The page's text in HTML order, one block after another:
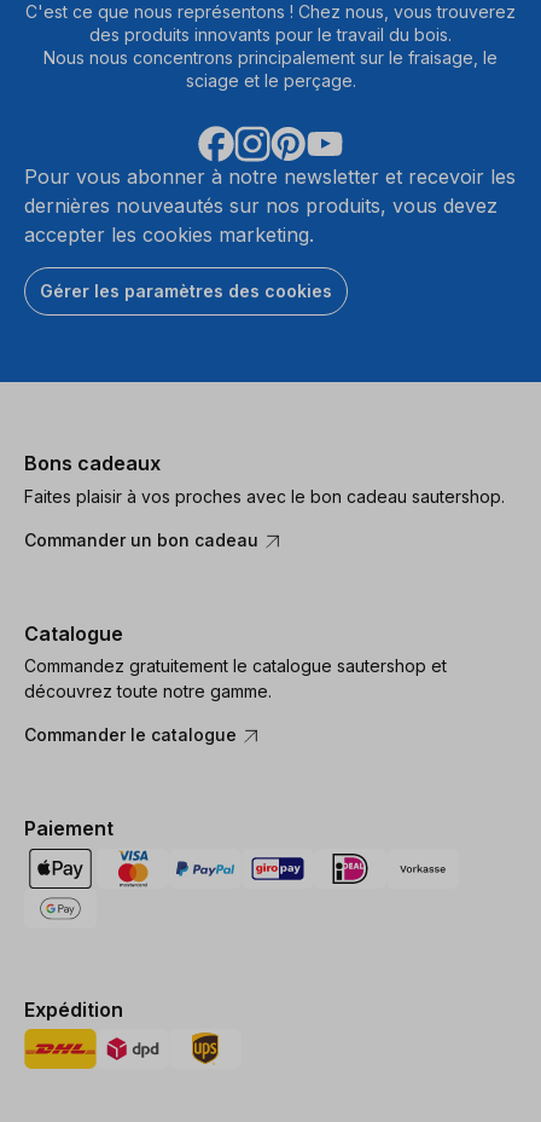
C'est ce que nous représentons ! Chez nous, vous trouverez
des produits innovants pour le travail du bois.
Nous nous concentrons principalement sur le fraisage, le
sciage et le perçage.
Pour vous abonner à notre newsletter et recevoir les
dernières nouveautés sur nos produits, vous devez
accepter les cookies marketing.
Gérer les paramètres des cookies
Bons cadeaux
Faites plaisir à vos proches avec le bon cadeau sautershop.
Commander un bon cadeau
Catalogue
Commandez gratuitement le catalogue sautershop et
découvrez toute notre gamme.
Commander le catalogue
Paiement
Expédition